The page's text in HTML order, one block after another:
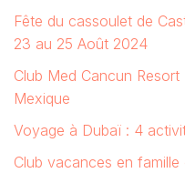
Fête du cassoulet de
23 au 25 Août 2024
Club Med Cancun
Mexique
Voyage à Dubaï : 4
Club vacances en famille